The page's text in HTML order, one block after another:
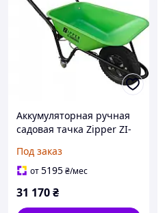
Аккумуляторная ручная
садовая тачка Zipper ZI-
Под заказ
от5195₴/мес
31 170₴